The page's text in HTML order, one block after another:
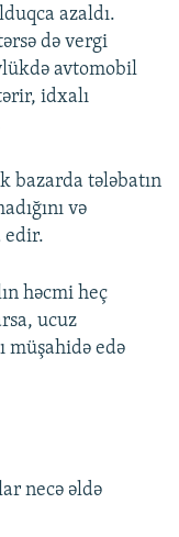
azaldı.
də vergi
avtomobil
idxalı
bazarda tələbatın
və
edir.
həcmi heç
ucuz
müşahidə edə
necə əldə